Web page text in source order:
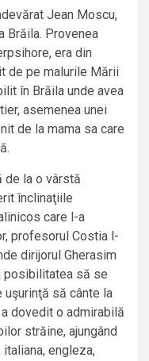
Jean Moscu,
Brăila. Provenea
era din
de pe malurile Mării
în Brăila unde avea
asemenea unei
de la mama sa care
de la o vârstă
înclinaţiile
care l-a
profesorul Costia l-
dirijorul Gherasim
posibilitatea să se
uşurinţă să cânte la
dovedit o admirabilă
străine, ajungând
engleza,